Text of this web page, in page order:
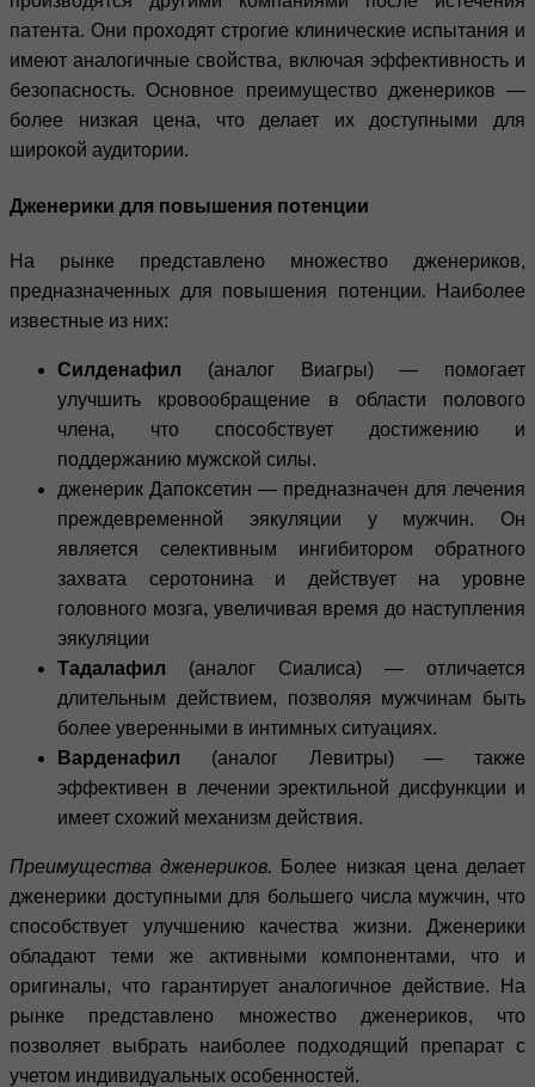
патента. Они проходят строгие клинические испытания и
имеют аналогичные свойства, включая эффективность и
безопасность. Основное преимущество дженериков —
более низкая цена, что делает их доступными для
широкой аудитории.
Дженерики для повышения потенции
На рынке представлено множество дженериков,
предназначенных для повышения потенции. Наиболее
известные из них:
Силденафил (аналог Виагры) — помогает
улучшить кровообращение в области полового
члена, что способствует достижению и
поддержанию мужской силы.
дженерик Дапоксетин — предназначен для лечения
преждевременной эякуляции у мужчин. Он
является селективным ингибитором обратного
захвата серотонина и действует на уровне
головного мозга, увеличивая время до наступления
эякуляции
Тадалафил (аналог Сиалиса) — отличается
длительным действием, позволяя мужчинам быть
более уверенными в интимных ситуациях.
Варденафил (аналог Левитры) — также
эффективен в лечении эректильной дисфункции и
имеет схожий механизм действия.
Преимущества дженериков. Более низкая цена делает
дженерики доступными для большего числа мужчин, что
способствует улучшению качества жизни. Дженерики
обладают теми же активными компонентами, что и
оригиналы, что гарантирует аналогичное действие. На
рынке представлено множество дженериков, что
позволяет выбрать наиболее подходящий препарат с
учетом индивидуальных особенностей.